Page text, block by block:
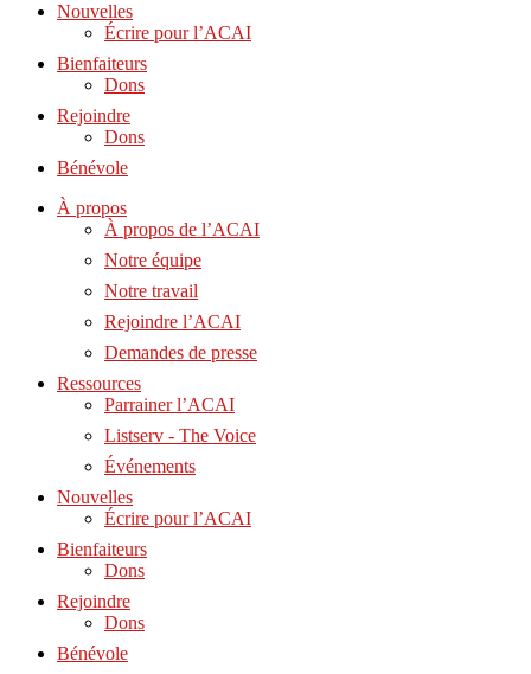
Nouvelles
Écrire pour l’ACAI
Bienfaiteurs
Dons
Rejoindre
Dons
Bénévole
À propos
À propos de l’ACAI
Notre équipe
Notre travail
Rejoindre l’ACAI
Demandes de presse
Ressources
Parrainer l’ACAI
Listserv - The Voice
Événements
Nouvelles
Écrire pour l’ACAI
Bienfaiteurs
Dons
Rejoindre
Dons
Bénévole